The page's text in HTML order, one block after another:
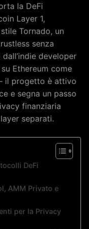
la DeFi
Layer 1,
Tornado, un
senza
developer
Ethereum come
il progetto è attivo
e segna un passo
finanziaria
separati.
DeFi
AMM Privato e
per la Privacy